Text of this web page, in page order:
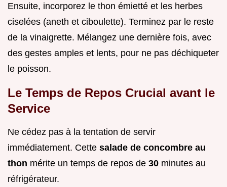
Ensuite, incorporez le thon émietté et les herbes
ciselées (aneth et ciboulette). Terminez par le reste
de la vinaigrette. Mélangez une dernière fois, avec
des gestes amples et lents, pour ne pas déchiqueter
le poisson.
Le Temps de Repos Crucial avant le
Service
Ne cédez pas à la tentation de servir
immédiatement. Cette salade de concombre au
thon mérite un temps de repos de 30 minutes au
réfrigérateur.